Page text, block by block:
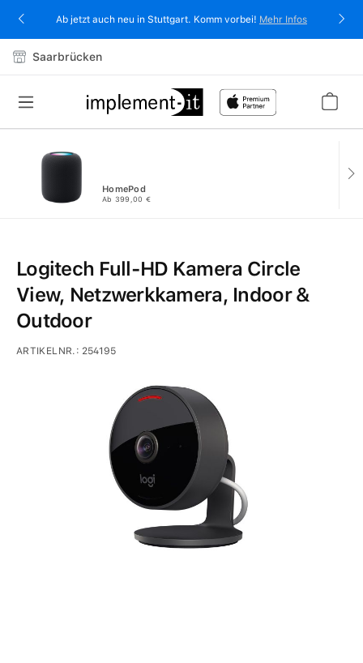
springenAb jetzt auch neu in Stuttgart. Komm vorbei! Mehr Infos
Saarbrücken
HomePod
Ab 399,00 €
Logitech Full-HD Kamera Circle
View, Netzwerkkamera, Indoor &
Outdoor
ARTIKELNR.: 254195